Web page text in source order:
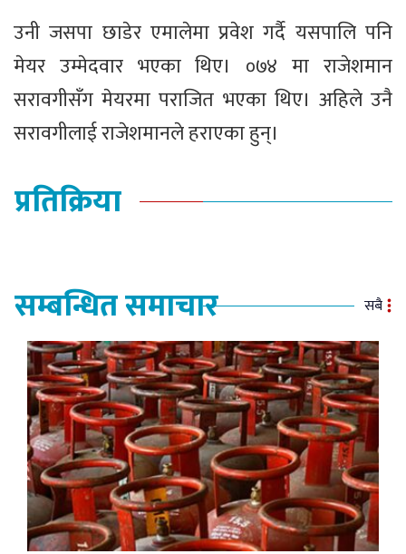
उनी जसपा छाडेर एमालेमा प्रवेश गर्दै यसपालि पनि
मेयर उम्मेदवार भएका थिए। ०७४ मा राजेशमान
सरावगीसँग मेयरमा पराजित भएका थिए। अहिले उनै
सरावगीलाई राजेशमानले हराएका हुन्।
प्रतिक्रिया
सम्बन्धित समाचार सबै